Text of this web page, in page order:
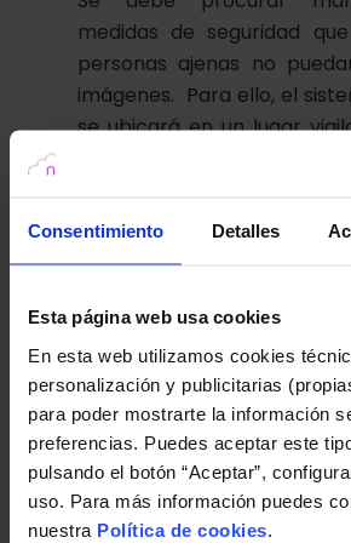
Consentimiento Detalles
Esta página web usa cookies
En esta web utilizamos cookies
personalización y publicitarias
para poder mostrarte la información
preferencias. Puedes aceptar este
pulsando el botón “Aceptar”,
uso. Para más información puedes
nuestra Política de cookies
medidas de seguridad
personas ajenas no
imágenes. Para ello, el
se ubicará en un lugar
Conservación de las
plazo máximo de un mes
Si se produce la
infracción
puesta en conocimiento
deberán conservarse las
único fin de ponerlas a